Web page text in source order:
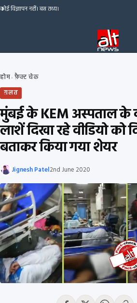
Skip to content
कोई विज्ञापन नहीं। बस तथ्य।
होम› फ़ैक्ट चेक
ग़लत
मुंबई के KEM अस्पताल के
लाशें दिखा रहे वीडियो को
बताकर किया गया शेयर
Jignesh Patel2nd June 2020